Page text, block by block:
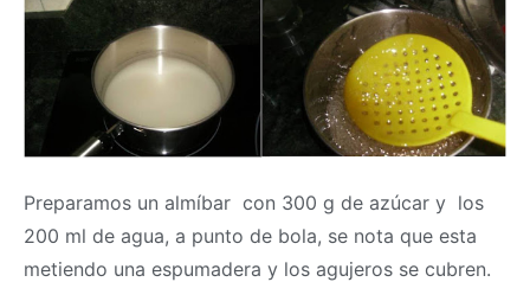
Preparamos un almíbar con 300 g de azúcar y los
200 ml de agua, a punto de bola, se nota que esta
metiendo una espumadera y los agujeros se cubren.